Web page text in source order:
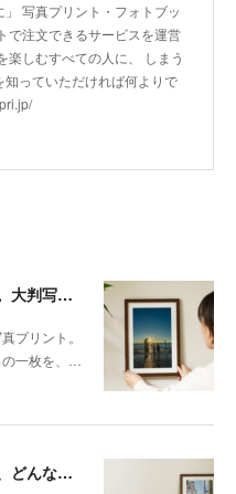
」 写真プリント・フォトブッ
で注文できるサービスを運営
楽しむすべての人に、 しまう
知っていただければ何よりで
お気に入りの一枚をもっと素敵に。大判写真プリントの飾り方
プリント。
の一枚を、…
せっかく大きくプリントするなら、どんな写真が向いている？